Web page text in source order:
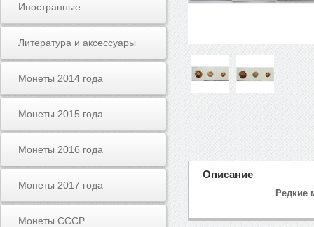
Иностранные
Литература и аксессуары
Монеты 2014 года
Монеты 2015 года
Монеты 2016 года
Монеты 2017 года
Монеты СССР
Описание
Редкие